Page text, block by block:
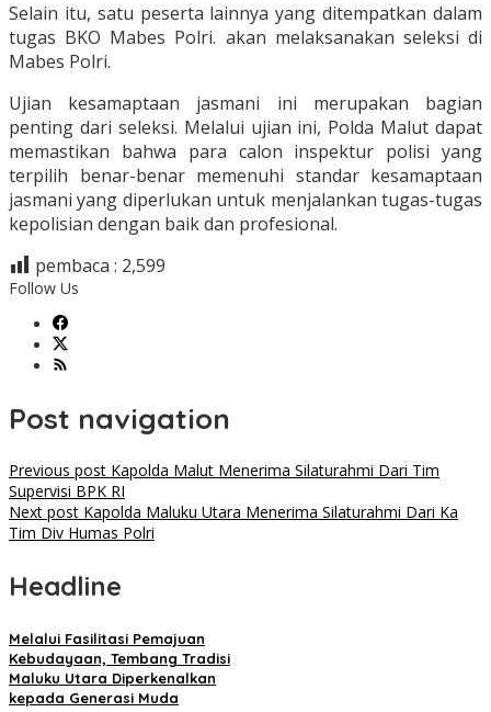
Selain itu, satu peserta lainnya yang ditempatkan dalam
tugas BKO Mabes Polri. akan melaksanakan seleksi di
Mabes Polri.
Ujian kesamaptaan jasmani ini merupakan bagian
penting dari seleksi. Melalui ujian ini, Polda Malut dapat
memastikan bahwa para calon inspektur polisi yang
terpilih benar-benar memenuhi standar kesamaptaan
jasmani yang diperlukan untuk menjalankan tugas-tugas
kepolisian dengan baik dan profesional.
pembaca : 2,599
Follow Us
Post navigation
Previous post Kapolda Malut Menerima Silaturahmi Dari Tim
Supervisi BPK RI
Next post Kapolda Maluku Utara Menerima Silaturahmi Dari Ka
Tim Div Humas Polri
Headline
Melalui Fasilitasi Pemajuan
Kebudayaan, Tembang Tradisi
Maluku Utara Diperkenalkan
kepada Generasi Muda